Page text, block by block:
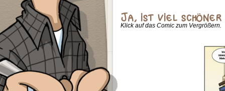
Klick auf das Comic zum Vergrößern.